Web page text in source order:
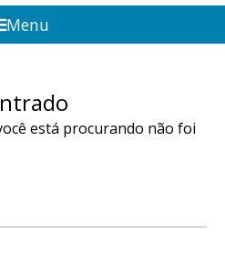
Menu
está procurando não foi